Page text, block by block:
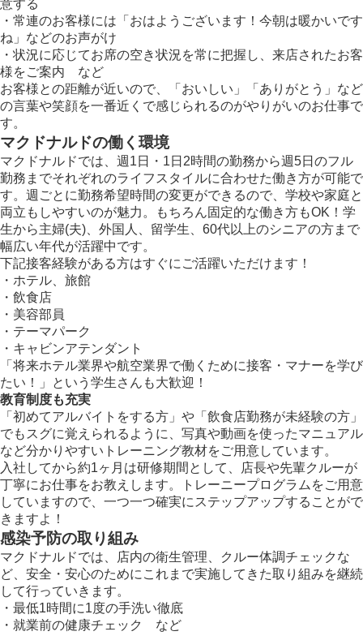
意する
・常連のお客様には「おはようございます！今朝は暖かいです
ね」などのお声がけ
・状況に応じてお席の空き状況を常に把握し、来店されたお客
様をご案内 など
お客様との距離が近いので、「おいしい」「ありがとう」など
の言葉や笑顔を一番近くで感じられるのがやりがいのお仕事で
す。
マクドナルドの働く環境
マクドナルドでは、週1日・1日2時間の勤務から週5日のフル
勤務までそれぞれのライフスタイルに合わせた働き方が可能で
す。週ごとに勤務希望時間の変更ができるので、学校や家庭と
両立もしやすいのが魅力。もちろん固定的な働き方もOK！学
生から主婦(夫)、外国人、留学生、60代以上のシニアの方まで
幅広い年代が活躍中です。
下記接客経験がある方はすぐにご活躍いただけます！
・ホテル、旅館
・飲食店
・美容部員
・テーマパーク
・キャビンアテンダント
「将来ホテル業界や航空業界で働くために接客・マナーを学び
たい！」という学生さんも大歓迎！
教育制度も充実
「初めてアルバイトをする方」や「飲食店勤務が未経験の方」
でもスグに覚えられるように、写真や動画を使ったマニュアル
など分かりやすいトレーニング教材をご用意しています。
入社してから約1ヶ月は研修期間として、店長や先輩クルーが
丁寧にお仕事をお教えします。トレーニープログラムをご用意
していますので、一つ一つ確実にステップアップすることがで
きますよ！
感染予防の取り組み
マクドナルドでは、店内の衛生管理、クルー体調チェックな
ど、安全・安心のためにこれまで実施してきた取り組みを継続
して行っていきます。
・最低1時間に1度の手洗い徹底
・就業前の健康チェック など